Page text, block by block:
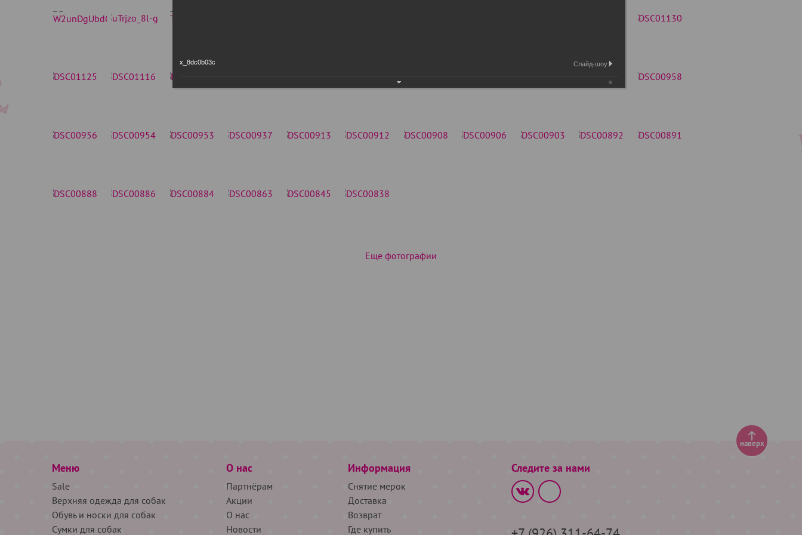
Еще фотографии
Меню
Sale
Верхняя одежда для собак
Обувь и носки для собак
Сумки для собак
О нас
Партнёрам
Акции
О нас
Новости
Информация
Снятие мерок
Доставка
Возврат
Где купить
Следите за нами
наверх
x_8dc0b03c Слайд-шоу: